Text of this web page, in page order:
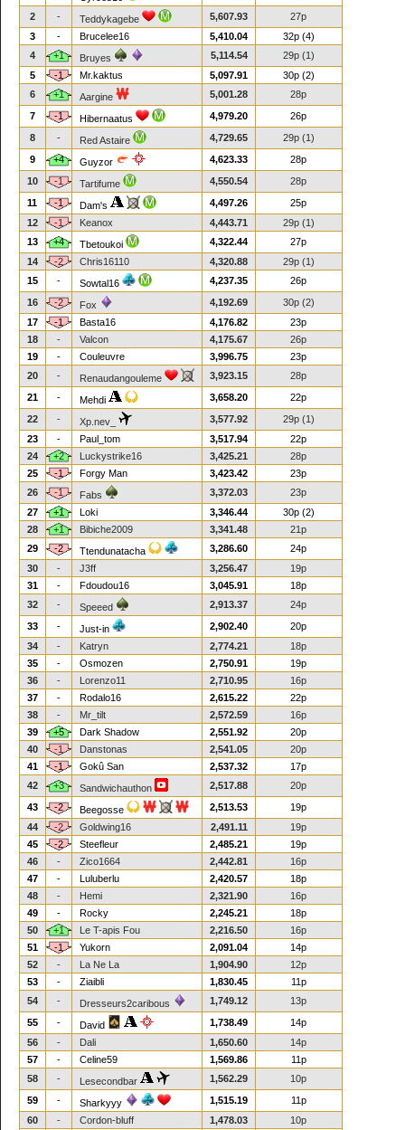
2
- Teddykagebe 5,607.93
27p
3
- Brucelee16 5,410.04
32p (4)
4
+1 Bruyes 5,114.54
29p (1)
5
-1 Mr.kaktus 5,097.91
30p (2)
6
+1 Aargine 5,001.28
28p
7
-1 Hibernaatus 4,979.20
26p
8
- Red Astaire 4,729.65
29p (1)
9
+4 Guyzor 4,623.33
28p
10
-1 Tartifume 4,550.54
28p
11
-1 Dam's 4,497.26
25p
12
-1 Keanox 4,443.71
29p (1)
13
+4 Tbetoukoi 4,322.44
27p
14
-2 Chris16110 4,320.88
29p (1)
15
- Sowtal16 4,237.35
26p
16
-2 Fox 4,192.69
30p (2)
17
-1 Basta16 4,176.82
23p
18
- Valcon 4,175.67
26p
19
- Couleuvre 3,996.75
23p
20
- Renaudangouleme 3,923.15
28p
21
- Mehdi 3,658.20
22p
22
- Xp.nev_ 3,577.92
29p (1)
23
- Paul_tom 3,517.94
22p
24
+2 Luckystrike16 3,425.21
28p
25
-1 Forgy Man 3,423.42
23p
26
-1 Fabs 3,372.03
23p
27
+1 Loki 3,346.44
30p (2)
28
+1 Bibiche2009 3,341.48
21p
29
-2 Ttendunatacha 3,286.60
24p
30
- J3ff 3,256.47
19p
31
- Fdoudou16 3,045.91
18p
32
- Speeed 2,913.37
24p
33
- Just-in 2,902.40
20p
34
- Katryn 2,774.21
18p
35
- Osmozen 2,750.91
19p
36
- Lorenzo11 2,710.95
16p
37
- Rodalo16 2,615.22
22p
38
- Mr_tilt 2,572.59
16p
39
+5 Dark Shadow 2,551.92
20p
40
-1 Danstonas 2,541.05
20p
41
-1 Gokû San 2,537.32
17p
42
+3 Sandwichauthon 2,517.88
20p
43
-2 Beegosse 2,513.53
19p
44
-2 Goldwing16 2,491.11
19p
45
-2 Steefleur 2,485.21
19p
46
- Zico1664 2,442.81
16p
47
- Luluberlu 2,420.57
18p
48
- Hemi 2,321.90
16p
49
- Rocky 2,245.21
18p
50
+1 Le T-apis Fou 2,216.50
16p
51
-1 Yukorn 2,091.04
14p
52
- La Ne La 1,904.90
12p
53
- Ziaibli 1,830.45
11p
54
- Dresseurs2caribous 1,749.12
13p
55
- David 1,738.49
14p
56
- Dali 1,650.60
14p
57
- Celine59 1,569.86
11p
58
- Lesecondbar 1,562.29
10p
59
- Sharkyyy 1,515.19
11p
60
- Cordon-bluff 1,478.03
10p